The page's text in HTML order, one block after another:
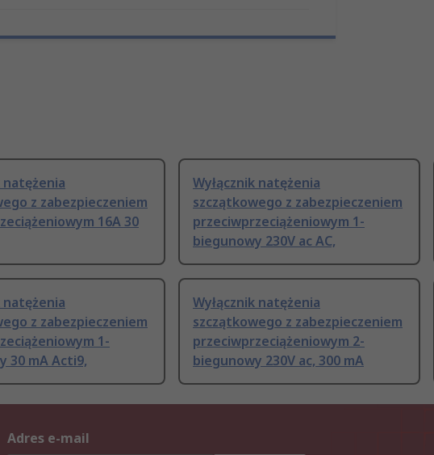
natężenia
z zabezpieczeniem
16A 30
Wyłącznik natężenia
szczątkowego z zabezpieczeniem
przeciwprzeciążeniowym 1-
biegunowy 230V ac AC,
natężenia
z zabezpieczeniem
1-
30 mA Acti9,
Wyłącznik natężenia
szczątkowego z zabezpieczeniem
przeciwprzeciążeniowym 2-
biegunowy 230V ac, 300 mA
Adres e-mail